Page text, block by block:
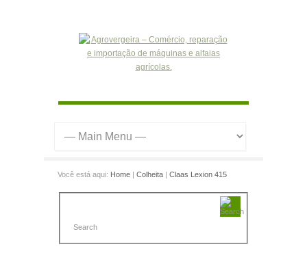
Você está aqui: Home | Colheita | Claas Lexion 415